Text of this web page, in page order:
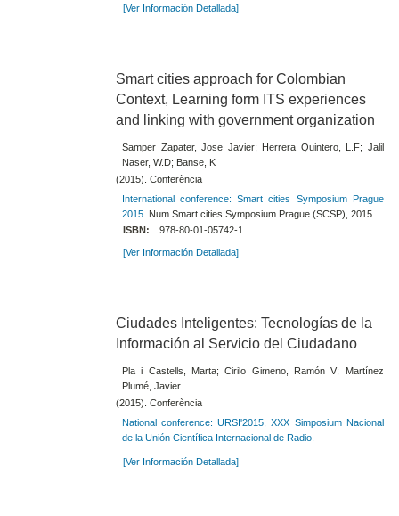
[Ver Información Detallada]
Smart cities approach for Colombian
Context, Learning form ITS experiences
and linking with government organization
Samper Zapater, Jose Javier; Herrera Quintero, L.F; Jalil
Naser, W.D; Banse, K
(2015). Conferència
International conference: Smart cities Symposium Prague
2015. Num.Smart cities Symposium Prague (SCSP), 2015
ISBN:
978-80-01-05742-1
[Ver Información Detallada]
Ciudades Inteligentes: Tecnologías de la
Información al Servicio del Ciudadano
Pla i Castells, Marta; Cirilo Gimeno, Ramón V; Martínez
Plumé, Javier
(2015). Conferència
National conference: URSI'2015, XXX Simposium Nacional
de la Unión Científica Internacional de Radio.
[Ver Información Detallada]